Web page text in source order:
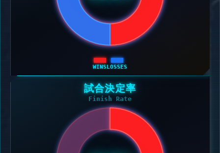
WINSLOSSES
試合決定率
Finish Rate